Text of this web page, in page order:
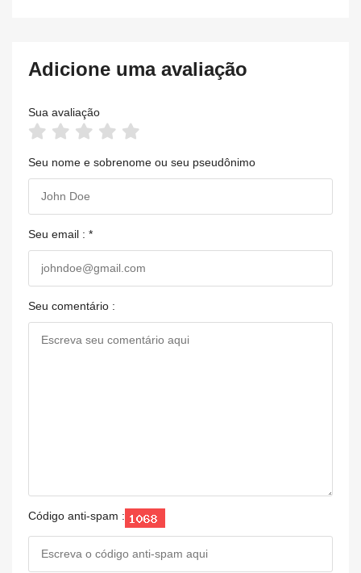
Adicione uma avaliação
Sua avaliação
Seu nome e sobrenome ou seu pseudônimo
Seu email : *
Seu comentário :
Código anti-spam :